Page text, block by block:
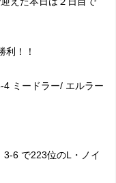
利！！
ミードラー/ エルラー
6 で223位のL・ノイ